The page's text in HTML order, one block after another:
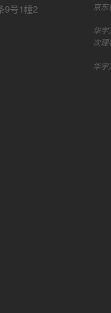
9号1幢2
京东
华宇
次理
华宇